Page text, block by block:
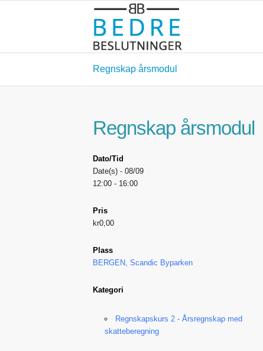
Regnskap årsmodul
Regnskap årsmodul
Dato/Tid
Date(s) - 08/09
12:00 - 16:00
Pris
kr0,00
Plass
BERGEN, Scandic Byparken
Kategori
Regnskapskurs 2 - Årsregnskap med
skatteberegning